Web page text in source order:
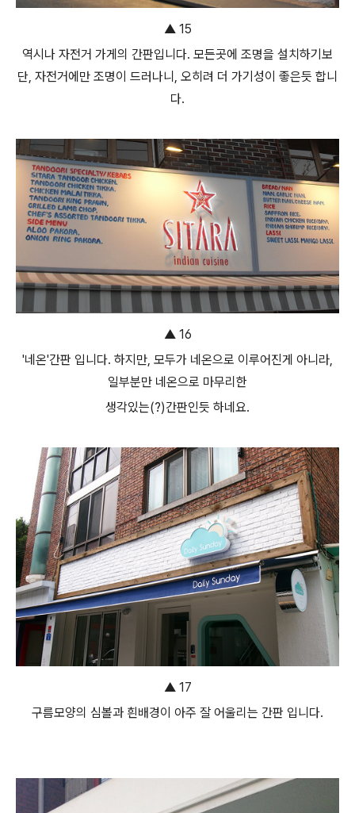
▲ 15
역시나 자전거 가게의 간판입니다. 모든곳에 조명을 설치하기보
단, 자전거에만 조명이 드러나니, 오히려 더 가기성이 좋은듯 합니
다.
▲ 16
'네온'간판 입니다. 하지만, 모두가 네온으로 이루어진게 아니라,
일부분만 네온으로 마무리한
생각있는(?)간판인듯 하네요.
▲ 17
구름모양의 심볼과 흰배경이 아주 잘 어울리는 간판 입니다.